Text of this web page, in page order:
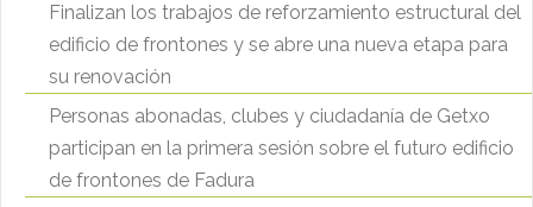
Finalizan los trabajos de reforzamiento estructural del
edificio de frontones y se abre una nueva etapa para
su renovación
Personas abonadas, clubes y ciudadanía de Getxo
participan en la primera sesión sobre el futuro edificio
de frontones de Fadura